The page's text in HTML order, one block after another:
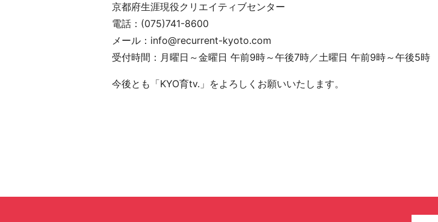
京都府生涯現役クリエイティブセンター
電話：(075)741-8600
メール：info@recurrent-kyoto.com
受付時間：月曜日～金曜日 午前9時～午後7時／土曜日 午前9時～午後5時
今後とも「KYO育tv.」をよろしくお願いいたします。